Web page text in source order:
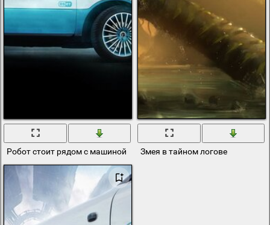
Робот стоит рядом с машиной Змея в тайном логове